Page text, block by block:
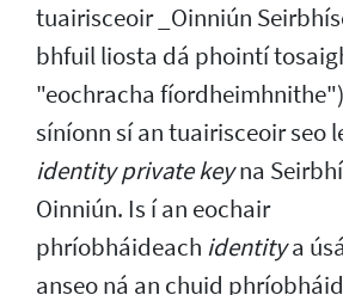
tuairisceoir _Oinniún
bhfuil liosta dá phointí
"eochracha
síníonn sí an tuairisceoir seo
identity private keyna
Oinniún. Is í an eochair
phríobháideach identitya
anseo ná an chuid